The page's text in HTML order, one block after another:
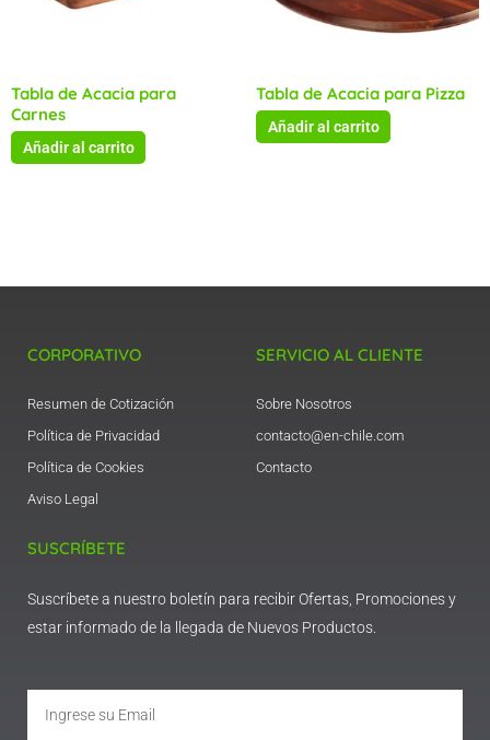
Tabla de Acacia para
Carnes
Añadir al carrito
Tabla de Acacia para Pizza
Añadir al carrito
CORPORATIVO
Resumen de Cotización
Política de Privacidad
Política de Cookies
Aviso Legal
SERVICIO AL CLIENTE
Sobre Nosotros
contacto@en-chile.com
Contacto
SUSCRÍBETE
Suscríbete a nuestro boletín para recibir Ofertas, Promociones y
estar informado de la llegada de Nuevos Productos.